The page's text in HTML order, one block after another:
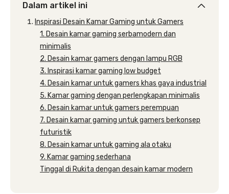
Dalam artikel ini
Inspirasi Desain Kamar Gaming untuk Gamers
1. Desain kamar gaming serbamodern dan
minimalis
2. Desain kamar gamers dengan lampu RGB
3. Inspirasi kamar gaming low budget
4. Desain kamar untuk gamers khas gaya industrial
5. Kamar gaming dengan perlengkapan minimalis
6. Desain kamar untuk gamers perempuan
7. Desain kamar gaming untuk gamers berkonsep
futuristik
8. Desain kamar untuk gaming ala otaku
9. Kamar gaming sederhana
Tinggal di Rukita dengan desain kamar modern